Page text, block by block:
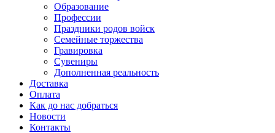
Образование
Профессии
Праздники родов войск
Семейные торжества
Гравировка
Сувениры
Дополненная реальность
Доставка
Оплата
Как до нас добраться
Новости
Контакты